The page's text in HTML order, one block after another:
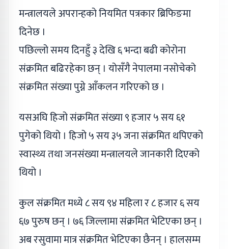
मन्त्रालयले अपरान्हको नियमित पत्रकार ब्रिफिङमा
दिनेछ ।
पछिल्लो समय दिनहुँ ३ देखि ६ भन्दा बढी कोरोना
संक्रमित बढिरहेका छन् । योसँगै नेपालमा नसोचेको
संक्रमित संख्या पुग्ने आँकलन गरिएको छ ।
यसअघि हिजो संक्रमित संख्या ९ हजार ५ सय ६१
पुगेको थियो । हिजो ५ सय ३५ जना संक्रमित थपिएको
स्वास्थ्य तथा जनसंख्या मन्त्रालयले जानकारी दिएको
थियो ।
कुल संक्रमित मध्ये ८ सय ९४ महिला र ८ हजार ६ सय
६७ पुरुष छन् । ७६ जिल्लामा संक्रमित भेटिएका छन् ।
अब रसुवामा मात्र संक्रमित भेटिएका छैनन् । हालसम्म